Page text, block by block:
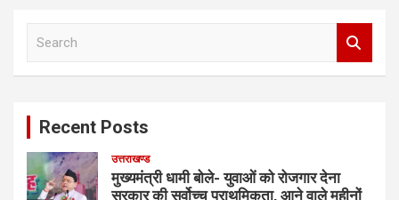
Recent Posts
उत्तराखण्ड
मुख्यमंत्री धामी बोले- युवाओं को रोजगार देना
सरकार की सर्वोच्च प्राथमिकता, आने वाले महीनों